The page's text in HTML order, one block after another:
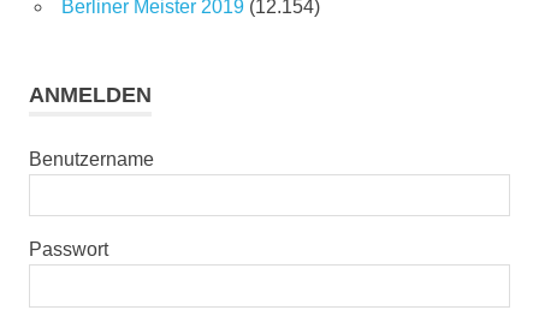
Berliner Meister 2019 (12.154)
ANMELDEN
Benutzername
Passwort